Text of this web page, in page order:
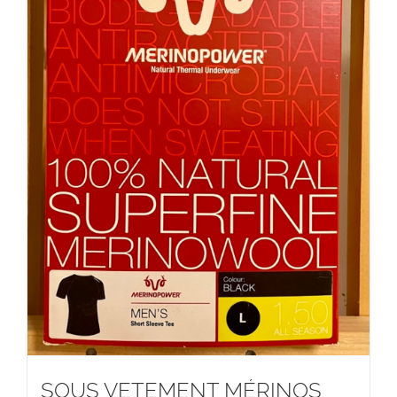
SOUS VETEMENT MÉRINOS